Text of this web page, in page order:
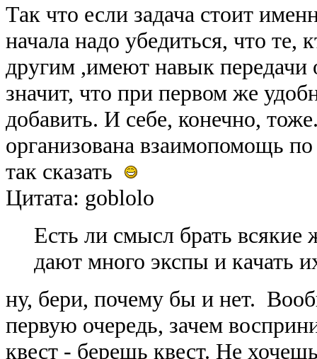
Так что если задача стоит
начала надо убедиться, что те,
другим ,имеют навык
значит, что при первом же
добавить. И себе, конечно,
организована взаимопомощь
так сказать
Цитата: goblolo
Есть ли смысл брать всякие
дают много экспы и качать
ну, бери, почему бы и нет.
первую очередь, зачем
квест - берешь квест. Не